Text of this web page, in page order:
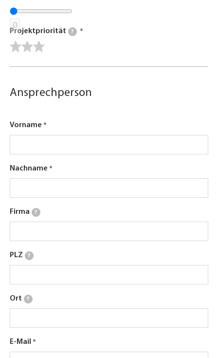
0
Projektpriorität ?
Ansprechperson
Vorname
Nachname
Firma ?
PLZ ?
Ort ?
E-Mail